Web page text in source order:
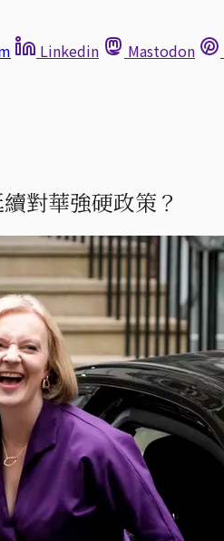
Linkedin Mastodon
對華強硬政策？